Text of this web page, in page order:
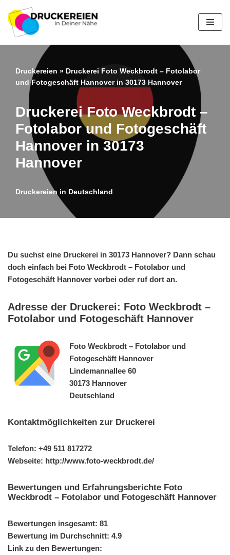
Zum
Inhalt
Druckereien » Druckerei Foto Weckbrodt – Fotolabor
und Fotogeschäft Hannover in 30173 Hannover
Druckerei Foto Weckbrodt –
Fotolabor und Fotogeschäft
Hannover in 30173
Hannover
Druckereien in Deutschland
Du suchst eine Druckerei in 30173 Hannover? Dann schau
doch einfach bei Foto Weckbrodt – Fotolabor und
Fotogeschäft Hannover vorbei oder ruf dort an.
Adresse der Druckerei: Foto Weckbrodt –
Fotolabor und Fotogeschäft Hannover
Foto Weckbrodt – Fotolabor und
Fotogeschäft Hannover
Lindemannallee 60
30173 Hannover
Deutschland
Kontaktmöglichkeiten zur Druckerei
Telefon: +49 511 817272
Webseite: http://www.foto-weckbrodt.de/
Bewertungen und Erfahrungsberichte Foto
Weckbrodt – Fotolabor und Fotogeschäft Hannover
Bewertungen insgesamt: 81
Bewertung im Durchschnitt: 4.9
Link zu den Bewertungen: